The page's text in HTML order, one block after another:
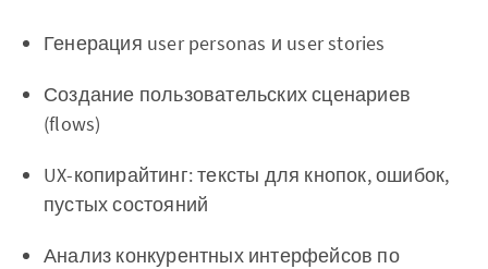
Генерация user personas и user stories
Создание пользовательских сценариев
(flows)
UX-копирайтинг: тексты для кнопок, ошибок,
пустых состояний
Анализ конкурентных интерфейсов по